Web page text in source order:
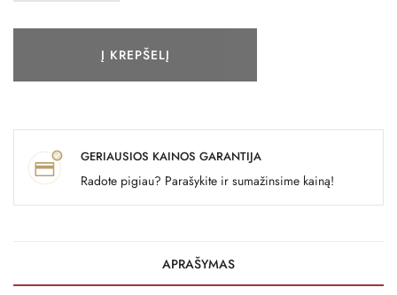
Į KREPŠELĮ
GERIAUSIOS KAINOS GARANTIJA
Radote pigiau? Parašykite ir sumažinsime kainą!
APRAŠYMAS